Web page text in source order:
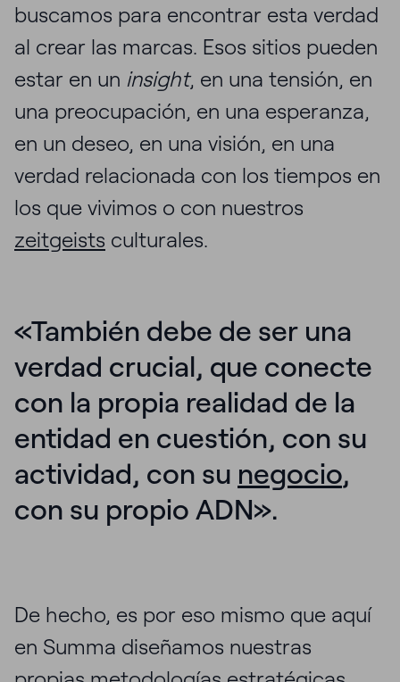
buscamos para encontrar esta verdad
al crear las marcas. Esos sitios pueden
estar en un insight, en una tensión, en
una preocupación, en una esperanza,
en un deseo, en una visión, en una
verdad relacionada con los tiempos en
los que vivimos o con nuestros
zeitgeists culturales.
«También debe de ser una
verdad crucial, que conecte
con la propia realidad de la
entidad en cuestión, con su
actividad, con su negocio,
con su propio ADN».
De hecho, es por eso mismo que aquí
en Summa diseñamos nuestras